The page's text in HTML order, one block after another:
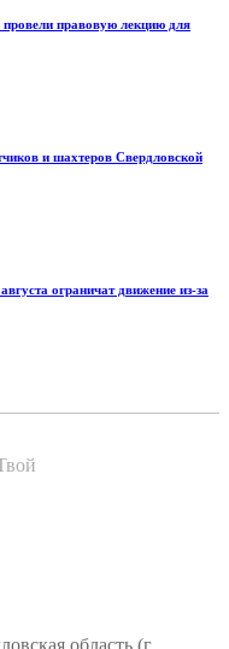
правовую лекцию для
и шахтеров Свердловской
ограничат движение из-за
область (г.